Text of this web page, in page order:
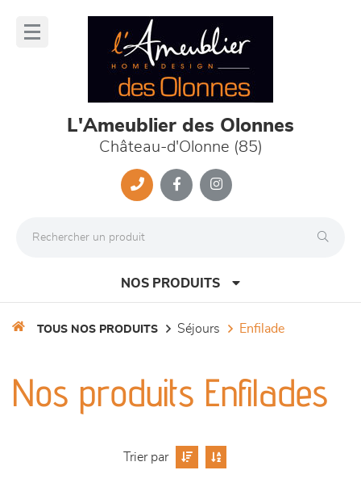
L'Ameublier des Olonnes
Château-d'Olonne (85)
NOS PRODUITS
séjours
meubles de complément
TOUS NOS PRODUITS séjours enfilade
Nos produits Enfilades
Trier par